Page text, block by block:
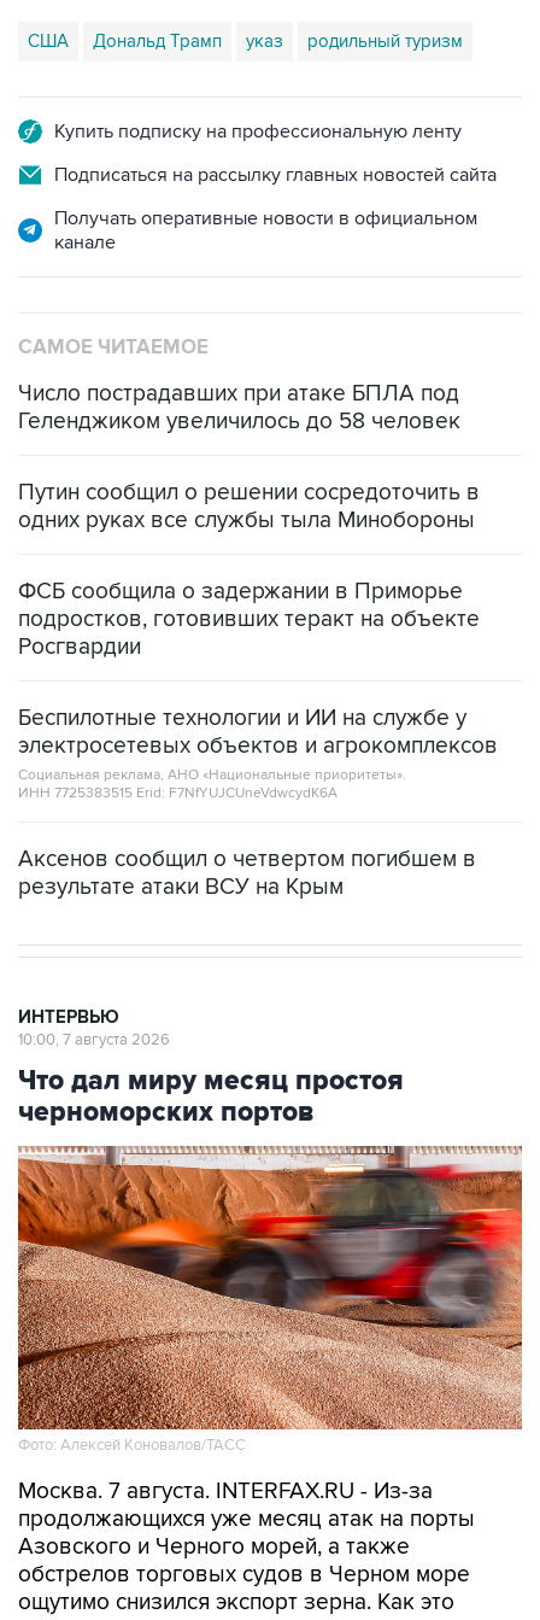
США Дональд Трамп указ родильный туризм
Купить подписку на профессиональную ленту
Подписаться на рассылку главных новостей сайта
Получать оперативные новости в официальном
канале
САМОЕ ЧИТАЕМОЕ
Число пострадавших при атаке БПЛА под
Геленджиком увеличилось до 58 человек
Путин сообщил о решении сосредоточить в
одних руках все службы тыла Минобороны
ФСБ сообщила о задержании в Приморье
подростков, готовивших теракт на объекте
Росгвардии
Беспилотные технологии и ИИ на службе у
электросетевых объектов и агрокомплексов
Социальная реклама, АНО «Национальные приоритеты».
ИНН 7725383515 Erid: F7NfYUJCUneVdwcydK6A
Аксенов сообщил о четвертом погибшем в
результате атаки ВСУ на Крым
ИНТЕРВЬЮ
10:00, 7 августа 2026
Что дал миру месяц простоя
черноморских портов
Фото: Алексей Коновалов/ТАСС
Москва. 7 августа. INTERFAX.RU - Из-за
продолжающихся уже месяц атак на порты
Азовского и Черного морей, а также
обстрелов торговых судов в Черном море
ощутимо снизился экспорт зерна. Как это